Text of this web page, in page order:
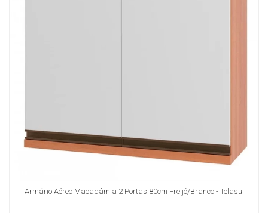
Armário Aéreo Macadâmia 2 Portas 80cm Freijó/Branco - Telasul